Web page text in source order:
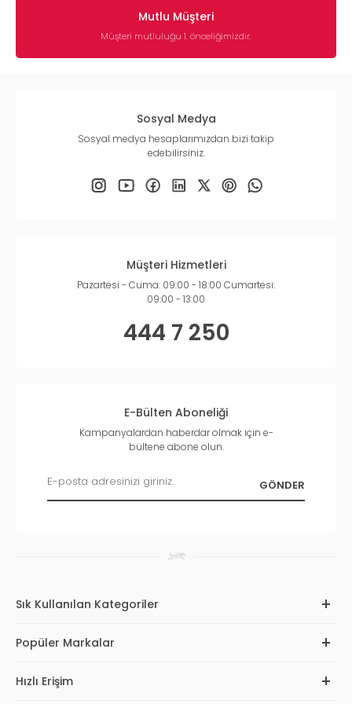
Mutlu Müşteri
Müşteri mutluluğu 1. önceliğimizdir.
Sosyal Medya
Sosyal medya hesaplarımızdan bizi takip
edebilirsiniz.
Müşteri Hizmetleri
Pazartesi - Cuma: 09:00 - 18:00 Cumartesi:
09:00 - 13:00
444 7 250
E-Bülten Aboneliği
Kampanyalardan haberdar olmak için e-
bültene abone olun.
Sık Kullanılan Kategoriler
Popüler Markalar
Hızlı Erişim